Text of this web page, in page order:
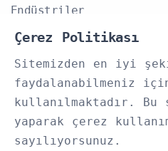
Endüstriler
İletişim
+90 (532) 054 12 45
Bilgi@arafyazilim.com
Fevzi Çakmak Mah.
Karatay/KONYA
Çerez Politikası
Sitemizden en iyi
faydalanabilmeniz
kullanılmaktadır.
yaparak çerez
sayılıyorsunuz.